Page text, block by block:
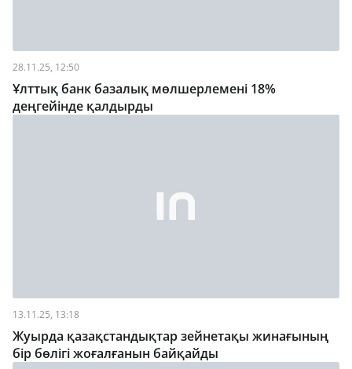
28.11.25, 12:50
Ұлттық банк базалық мөлшерлемені 18%
деңгейінде қалдырды
13.11.25, 13:18
Жуырда қазақстандықтар зейнетақы жинағының
бір бөлігі жоғалғанын байқайды